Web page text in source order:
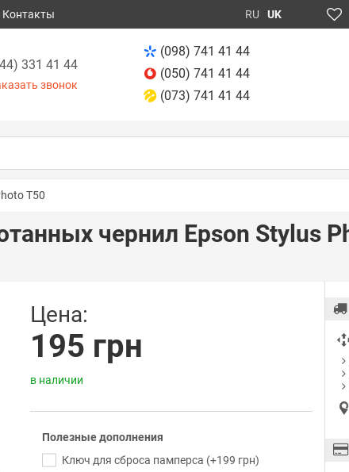
Контакты RU UK
331 41 44
звонок
(098) 741 41 44
(050) 741 41 44
(073) 741 41 44
T50
чернил Epson Stylus
Цена:
195 грн
в наличии
Полезные дополнения
Ключ для сброса памперса (+199 грн)